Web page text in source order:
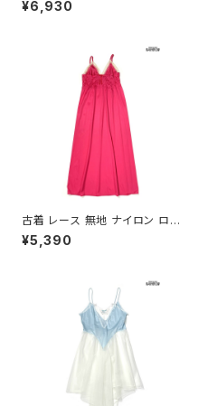
ル ティアード ワンピース 青 (ot
¥6,930
古着 レース 無地 ナイロン ロン
グ丈 キャミソール ワンピース ピ
ンク (otu2602018)
¥5,390